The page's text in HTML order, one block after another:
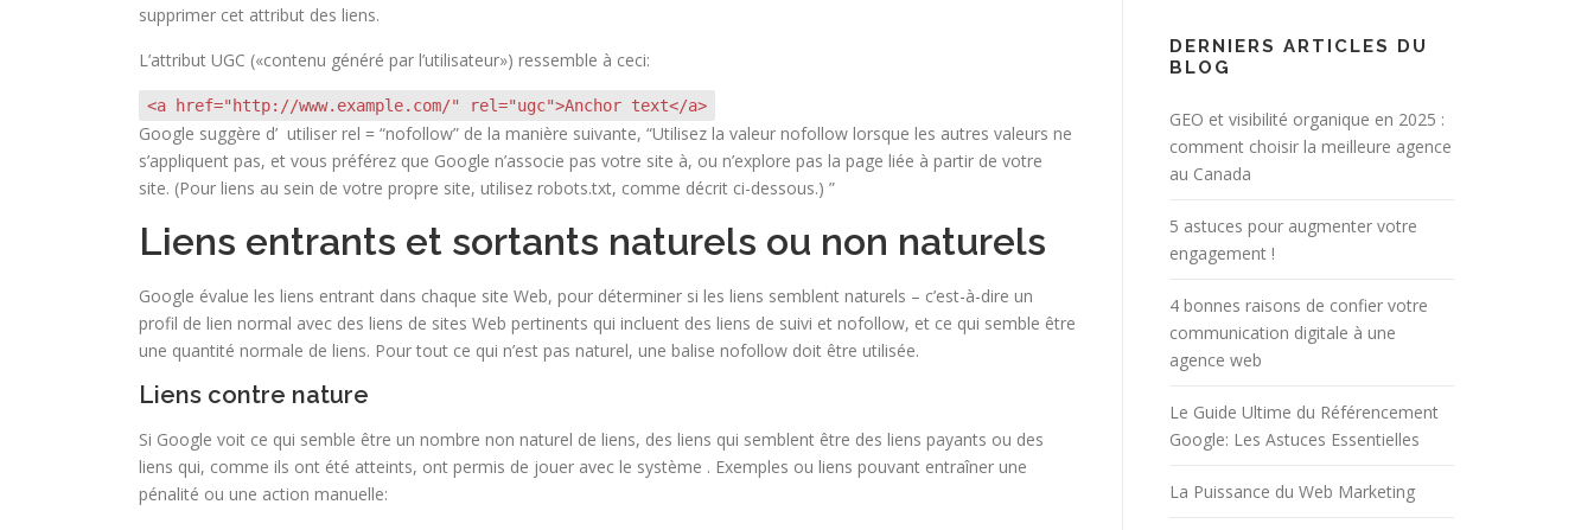
supprimer cet attribut des liens.
L’attribut UGC («contenu généré par l’utilisateur») ressemble à ceci:
<a href="http://www.example.com/" rel="ugc">Anchor text</a>
Google suggère d’ utiliser rel = “nofollow” de la manière suivante, “Utilisez la valeur nofollow lorsque les autres valeurs ne
s’appliquent pas, et vous préférez que Google n’associe pas votre site à, ou n’explore pas la page liée à partir de votre
site. (Pour liens au sein de votre propre site, utilisez robots.txt, comme décrit ci-dessous.) ”
Liens entrants et sortants naturels ou non naturels
Google évalue les liens entrant dans chaque site Web, pour déterminer si les liens semblent naturels – c’est-à-dire un
profil de lien normal avec des liens de sites Web pertinents qui incluent des liens de suivi et nofollow, et ce qui semble être
une quantité normale de liens. Pour tout ce qui n’est pas naturel, une balise nofollow doit être utilisée.
Liens contre nature
Si Google voit ce qui semble être un nombre non naturel de liens, des liens qui semblent être des liens payants ou des
liens qui, comme ils ont été atteints, ont permis de jouer avec le système . Exemples ou liens pouvant entraîner une
pénalité ou une action manuelle:
DERNIERS ARTICLES DU
BLOG
GEO et visibilité organique en 2025 :
comment choisir la meilleure agence
au Canada
5 astuces pour augmenter votre
engagement !
4 bonnes raisons de confier votre
communication digitale à une
agence web
Le Guide Ultime du Référencement
Google: Les Astuces Essentielles
La Puissance du Web Marketing